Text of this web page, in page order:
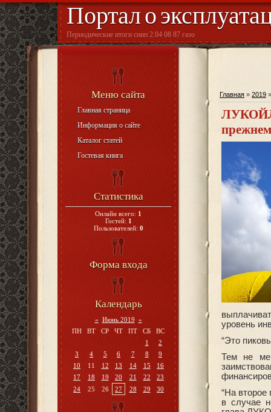
Портал о
Периодические итоги снип 2.04 08 87 газо
Меню сайта
Главная страница
Информация о сайте
Каталог статей
Гостевая книга
Статистика
Онлайн всего: 1
Гостей: 1
Пользователей: 0
Форма входа
Календарь
« Июнь 2019 »
ПН
ВТ СР ЧТ ПТ СБ
ВС
1
2
3
4 5 6 7 8
9
10
11 12 13 14 15
16
17
18 19 20 21 22
23
24
25 26 27 28 29 30
Главная » 2019 »
ЛУКОЙЛ
уровень
“Это
Тем не
“На второе
в случае